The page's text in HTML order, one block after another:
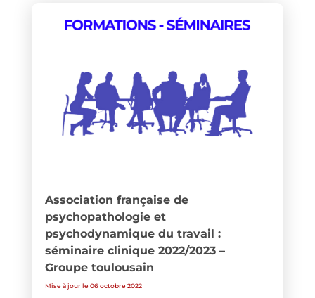
Association française de
psychopathologie et
psychodynamique du travail :
séminaire clinique 2022/2023 –
Groupe toulousain
Mise à jour le 06 octobre 2022